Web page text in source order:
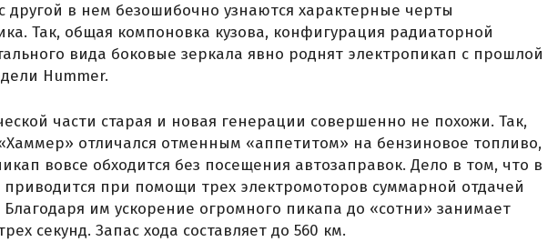
другой в нем безошибочно узнаются характерные черты
Так, общая компоновка кузова, конфигурация радиаторной
вида боковые зеркала явно роднят электропикап с прошлой
Hummer.
части старая и новая генерации совершенно не похожи. Так,
отличался отменным «аппетитом» на бензиновое топливо,
вовсе обходится без посещения автозаправок. Дело в том, что в
при помощи трех электромоторов суммарной отдачей
Благодаря им ускорение огромного пикапа до «сотни» занимает
секунд. Запас хода составляет до 560 км.